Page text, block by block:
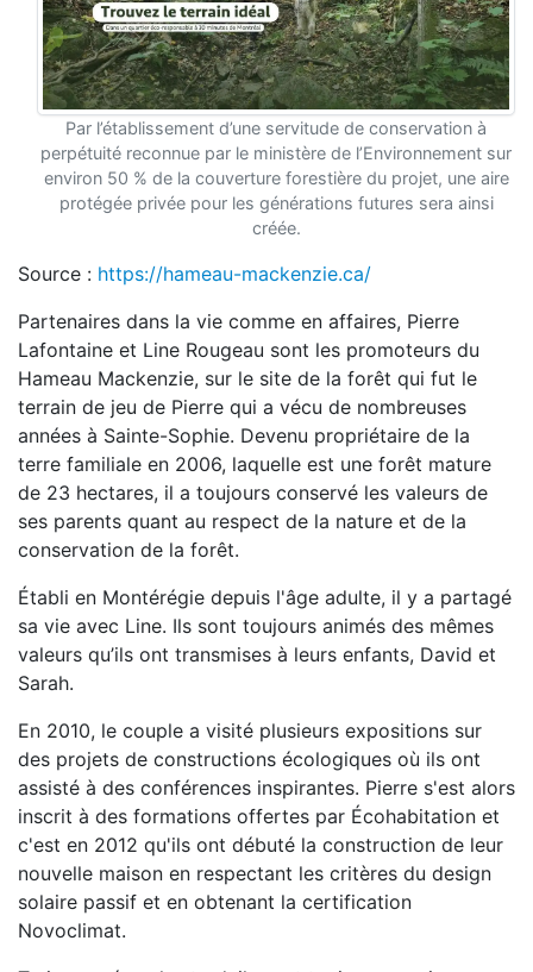
Par l’établissement d’une servitude de conservation à
perpétuité reconnue par le ministère de l’Environnement sur
environ 50 % de la couverture forestière du projet, une aire
protégée privée pour les générations futures sera ainsi
créée.
Source : https://hameau-mackenzie.ca/
Partenaires dans la vie comme en affaires, Pierre
Lafontaine et Line Rougeau sont les promoteurs du
Hameau Mackenzie, sur le site de la forêt qui fut le
terrain de jeu de Pierre qui a vécu de nombreuses
années à Sainte-Sophie. Devenu propriétaire de la
terre familiale en 2006, laquelle est une forêt mature
de 23 hectares, il a toujours conservé les valeurs de
ses parents quant au respect de la nature et de la
conservation de la forêt.
Établi en Montérégie depuis l'âge adulte, il y a partagé
sa vie avec Line. Ils sont toujours animés des mêmes
valeurs qu’ils ont transmises à leurs enfants, David et
Sarah.
En 2010, le couple a visité plusieurs expositions sur
des projets de constructions écologiques où ils ont
assisté à des conférences inspirantes. Pierre s'est alors
inscrit à des formations offertes par Écohabitation et
c'est en 2012 qu'ils ont débuté la construction de leur
nouvelle maison en respectant les critères du design
solaire passif et en obtenant la certification
Novoclimat.